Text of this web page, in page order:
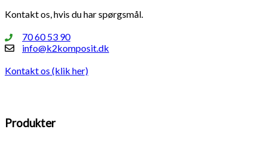
Kontakt os, hvis du har spørgsmål.
70 60 53 90
info@k2komposit.dk
Kontakt os (klik her)
Produkter